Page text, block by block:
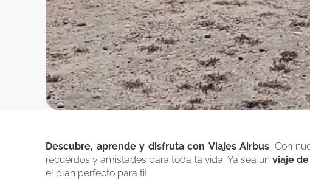
Descubre, aprende y disfruta con Viajes Airbus. Con
recuerdos y amistades para toda la vida. Ya sea un viaje
el plan perfecto para ti!